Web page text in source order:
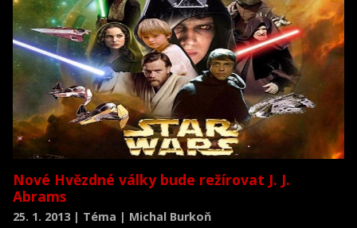
Nové Hvězdné války bude režírovat J. J.
Abrams
25. 1. 2013 | Téma | Michal Burkoň